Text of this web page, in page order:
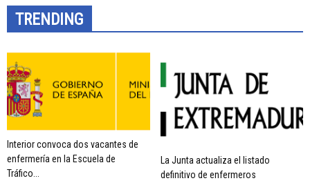
TRENDING
Interior convoca dos vacantes de
enfermería en la Escuela de
Tráfico...
La Junta actualiza el listado
definitivo de enfermeros